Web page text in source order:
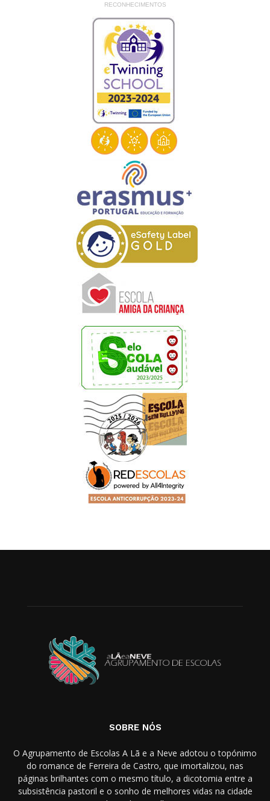
RECONHECIMENTOS
SOBRE NÓS
O Agrupamento de Escolas A Lã e a Neve adotou o topónimo
do romance de Ferreira de Castro, que imortalizou, nas
páginas brilhantes com o mesmo título, a dicotomia entre a
subsistência pastoril e o sonho de melhores vidas na cidade